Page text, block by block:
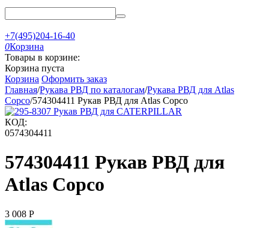
+7(495)204-16-40
0Корзина
Товары в корзине:
Корзина пуста
Корзина Оформить заказ
Главная/Рукава РВД по каталогам/Рукава РВД для Atlas
Copco/574304411 Рукав РВД для Atlas Copco
КОД:
0574304411
574304411 Рукав РВД для
Atlas Copco
3 008 Р